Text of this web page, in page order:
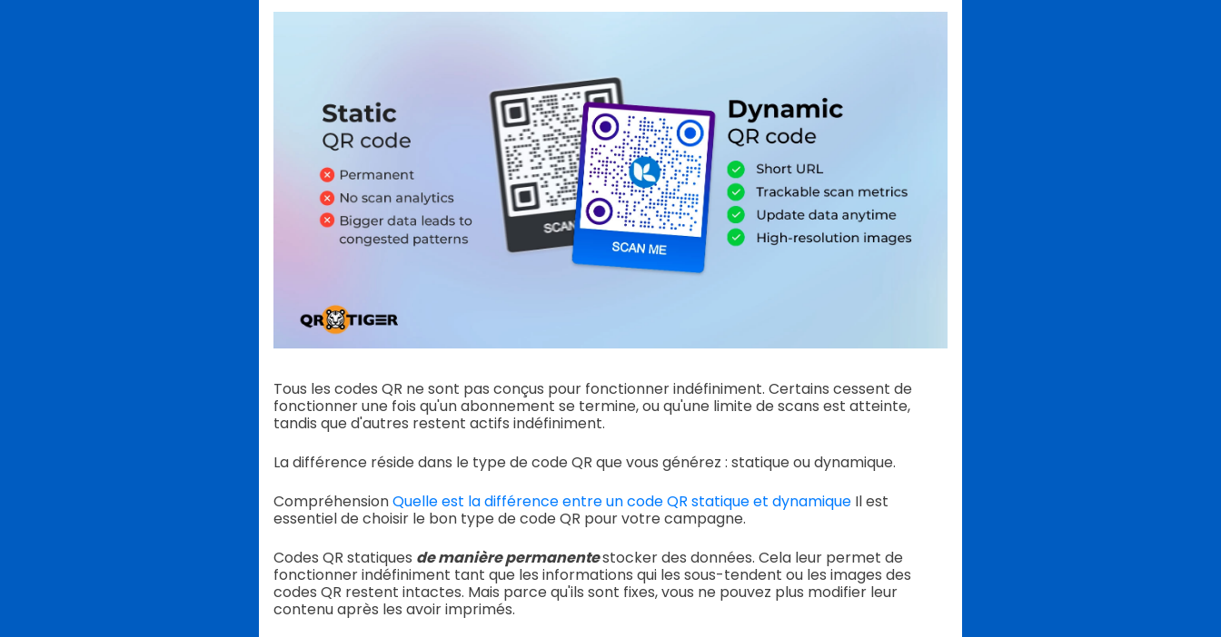
Tous les codes QR ne sont pas conçus pour fonctionner indéfiniment. Certains cessent de
fonctionner une fois qu'un abonnement se termine, ou qu'une limite de scans est atteinte,
tandis que d'autres restent actifs indéfiniment.
La différence réside dans le type de code QR que vous générez : statique ou dynamique.
CompréhensionQuelle est la différence entre un code QR statique et dynamiqueIl est
essentiel de choisir le bon type de code QR pour votre campagne.
Codes QR statiques de manière permanentestocker des données. Cela leur permet de
fonctionner indéfiniment tant que les informations qui les sous-tendent ou les images des
codes QR restent intactes. Mais parce qu'ils sont fixes, vous ne pouvez plus modifier leur
contenu après les avoir imprimés.